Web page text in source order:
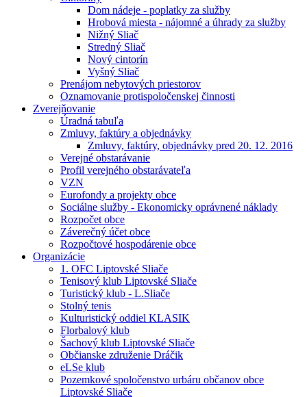
Dom nádeje - poplatky za služby
Hrobová miesta - nájomné a úhrady za služby
Nižný Sliač
Stredný Sliač
Nový cintorín
Vyšný Sliač
Prenájom nebytových priestorov
Oznamovanie protispoločenskej činnosti
Zverejňovanie
Úradná tabuľa
Zmluvy, faktúry a objednávky
Zmluvy, faktúry, objednávky pred 20. 12. 2016
Verejné obstarávanie
Profil verejného obstarávateľa
VZN
Eurofondy a projekty obce
Sociálne služby - Ekonomicky oprávnené náklady
Rozpočet obce
Záverečný účet obce
Rozpočtové hospodárenie obce
Organizácie
1. OFC Liptovské Sliače
Tenisový klub Liptovské Sliače
Turistický klub - L.Sliače
Stolný tenis
Kulturistický oddiel KLASIK
Florbalový klub
Šachový klub Liptovské Sliače
Občianske združenie Dráčik
eLSe klub
Pozemkové spoločenstvo urbáru občanov obce
Liptovské Sliače